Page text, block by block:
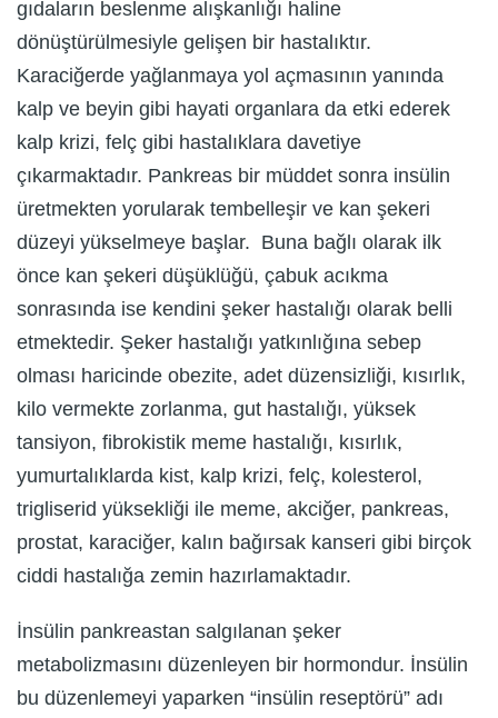
gıdaların beslenme alışkanlığı haline
dönüştürülmesiyle gelişen bir hastalıktır.
Karaciğerde yağlanmaya yol açmasının yanında
kalp ve beyin gibi hayati organlara da etki ederek
kalp krizi, felç gibi hastalıklara davetiye
çıkarmaktadır. Pankreas bir müddet sonra insülin
üretmekten yorularak tembelleşir ve kan şekeri
düzeyi yükselmeye başlar. Buna bağlı olarak ilk
önce kan şekeri düşüklüğü, çabuk acıkma
sonrasında ise kendini şeker hastalığı olarak belli
etmektedir. Şeker hastalığı yatkınlığına sebep
olması haricinde obezite, adet düzensizliği, kısırlık,
kilo vermekte zorlanma, gut hastalığı, yüksek
tansiyon, fibrokistik meme hastalığı, kısırlık,
yumurtalıklarda kist, kalp krizi, felç, kolesterol,
trigliserid yüksekliği ile meme, akciğer, pankreas,
prostat, karaciğer, kalın bağırsak kanseri gibi birçok
ciddi hastalığa zemin hazırlamaktadır.
İnsülin pankreastan salgılanan şeker
metabolizmasını düzenleyen bir hormondur. İnsülin
bu düzenlemeyi yaparken “insülin reseptörü” adı